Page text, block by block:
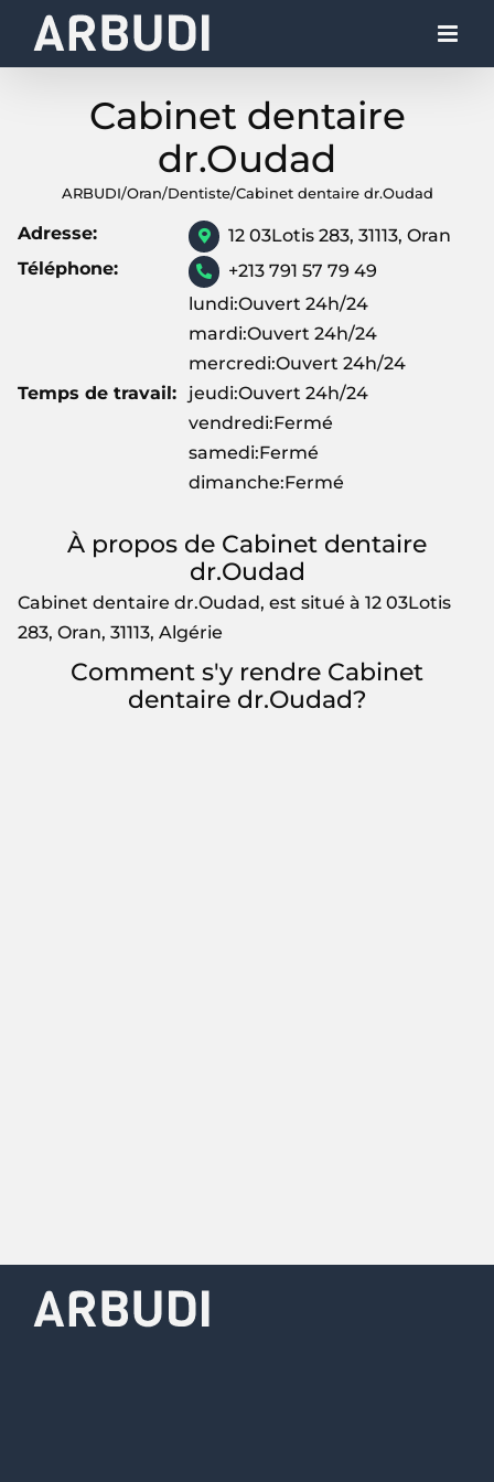
Cabinet dentaire
dr.Oudad
ARBUDI/Oran/Dentiste/Cabinet dentaire dr.Oudad
Adresse:
12 03Lotis 283, 31113, Oran
Téléphone:
+213 791 57 79 49
Temps de travail:
lundi:Ouvert 24h/24
mardi:Ouvert 24h/24
mercredi:Ouvert 24h/24
jeudi:Ouvert 24h/24
vendredi:Fermé
samedi:Fermé
dimanche:Fermé
À propos de Cabinet dentaire
dr.Oudad
Cabinet dentaire dr.Oudad, est situé à 12 03Lotis
283, Oran, 31113, Algérie
Comment s'y rendre Cabinet
dentaire dr.Oudad?